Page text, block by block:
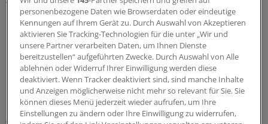
Wasserstoffstrategie, Landwirtschaft und Verkehr
beraten. Haseloff ist aktuell Vorsitzender der Ost-
Ministerpräsidentenkonferenz.(dpa)
Schlagworte:
Aus-, Fort- und Weiterbildung Junge Ärzte
personenbezogene Daten wie Browserdaten oder eindeutige
Kennungen auf Ihrem Gerät zu. Durch Auswahl von Akzeptieren
aktivieren Sie Tracking-Technologien für die unter „Wir und
unsere Partner verarbeiten Daten, um Ihnen Dienste
bereitzustellen“ aufgeführten Zwecke. Durch Auswahl von Alle
ablehnen oder Widerruf Ihrer Einwilligung werden diese
deaktiviert. Wenn Tracker deaktiviert sind, sind manche Inhalte
und Anzeigen möglicherweise nicht mehr so relevant für Sie. Sie
können dieses Menü jederzeit wieder aufrufen, um Ihre
Einstellungen zu ändern oder Ihre Einwilligung zu widerrufen,